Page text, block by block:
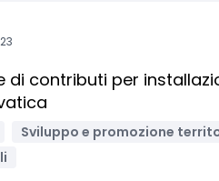
di contributi per
Sviluppo e promozione